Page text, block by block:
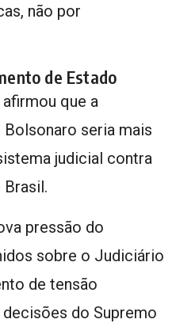
não por
de Estado
que a
seria mais
judicial contra
pressão do
sobre o Judiciário
de tensão
do Supremo